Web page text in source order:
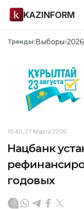
KAZINFORM
Тренды:Выборы-2026
16:40, 27 Марта 2009
Нацбанк
годовых